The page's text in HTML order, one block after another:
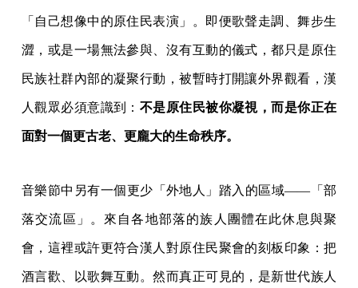
「自己想像中的原住民表演」。即便歌聲走調、舞步生
澀，或是一場無法參與、沒有互動的儀式，都只是原住
民族社群內部的凝聚行動，被暫時打開讓外界觀看，漢
人觀眾必須意識到： 不是原住民被你凝視，而是你正在
面對一個更古老、更龐大的生命秩序。
音樂節中另有一個更少「外地人」踏入的區域——「部
落交流區」。來自各地部落的族人團體在此休息與聚
會，這裡或許更符合漢人對原住民聚會的刻板印象：把
酒言歡、以歌舞互動。然而真正可見的，是新世代族人